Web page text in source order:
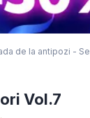
de la antipozi -
Vol.7